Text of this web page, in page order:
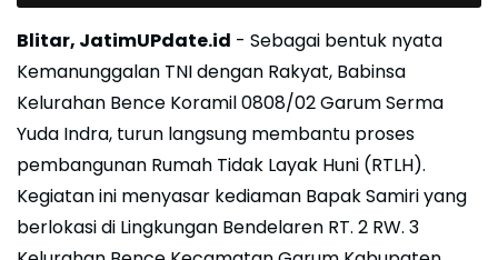
Blitar, JatimUPdate.id - Sebagai bentuk nyata
Kemanunggalan TNI dengan Rakyat, Babinsa
Kelurahan Bence Koramil 0808/02 Garum Serma
Yuda Indra, turun langsung membantu proses
pembangunan Rumah Tidak Layak Huni (RTLH).
Kegiatan ini menyasar kediaman Bapak Samiri yang
berlokasi di Lingkungan Bendelaren RT. 2 RW. 3